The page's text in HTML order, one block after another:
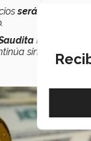
será gradual
y
logra
sin resolverse,